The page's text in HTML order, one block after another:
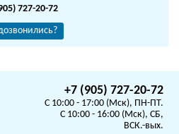
727-20-72
+7 (905) 727-20-72
C 10:00 - 17:00 (Мск), ПН-ПТ.
C 10:00 - 16:00 (Мск), СБ,
ВСК.-вых.